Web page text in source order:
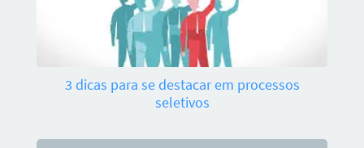
3 dicas para se destacar em processos
seletivos